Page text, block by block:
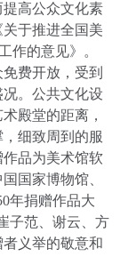
高公众文化素
于推进全国美
作的意见》。
费开放，受到
。公共文化设
殿堂的距离，
细致周到的服
品为美术馆软
国家博物馆、
年捐赠作品大
子范、谢云、方
义举的敬意和